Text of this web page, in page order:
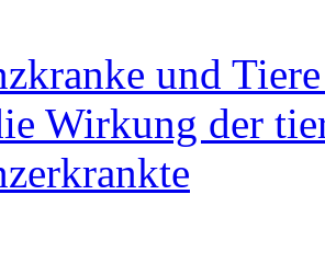
und
Wirkung der